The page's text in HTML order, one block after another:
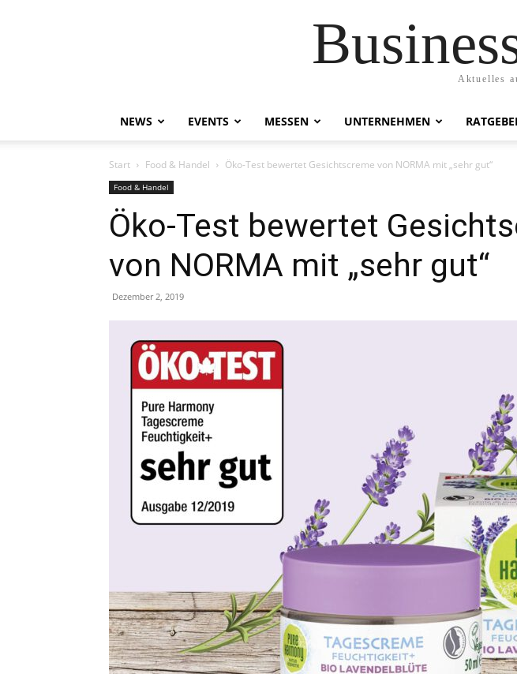
Aktuelles
NEWS EVENTS MESSEN UNTERNEHMEN
Start Food & Handel Öko-Test bewertet Gesichtscreme von NORMA mit „sehr gut“
Food & Handel
Öko-Test bewertet
von NORMA mit „sehr gut“
Dezember 2, 2019